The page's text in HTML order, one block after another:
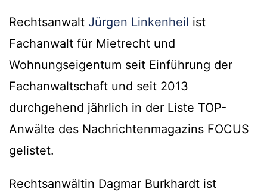
Rechtsanwalt Jürgen Linkenheil ist
Fachanwalt für Mietrecht und
Wohnungseigentum seit Einführung der
Fachanwaltschaft und seit 2013
durchgehend jährlich in der Liste TOP-
Anwälte des Nachrichtenmagazins FOCUS
gelistet.
Rechtsanwältin Dagmar Burkhardt ist